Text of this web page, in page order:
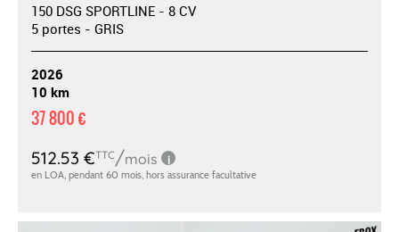
150 DSG SPORTLINE - 8 CV
5 portes - GRIS
2026
10 km
37 800 €